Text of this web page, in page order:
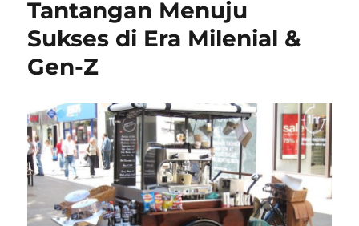
Tantangan Menuju
Sukses di Era Milenial &
Gen-Z